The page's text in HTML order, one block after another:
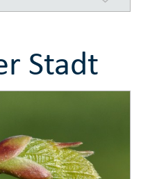
Stadt